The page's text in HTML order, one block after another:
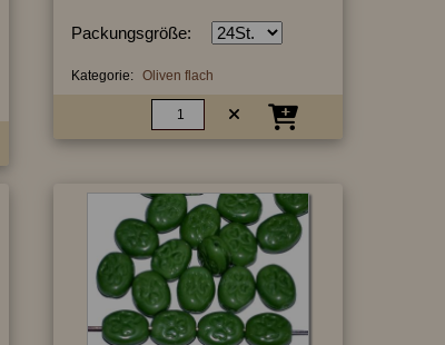
Packungsgröße:
Kategorie: Oliven flach